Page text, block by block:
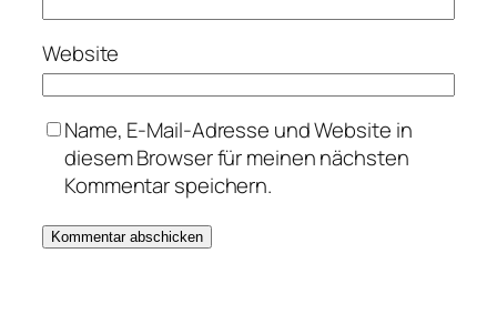
Website
Name, E-Mail-Adresse und Website in
diesem Browser für meinen nächsten
Kommentar speichern.